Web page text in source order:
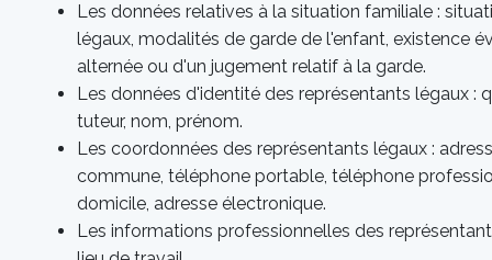
Les données relatives à la situation familiale :
légaux, modalités de garde de l'enfant, existence
alternée ou d'un jugement relatif à la garde.
Les données d'identité des représentants légaux :
tuteur, nom, prénom.
Les coordonnées des représentants légaux :
commune, téléphone portable, téléphone
domicile, adresse électronique.
Les informations professionnelles des